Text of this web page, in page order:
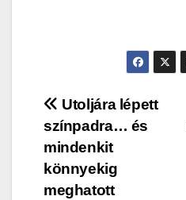
Post
navigation
Utoljára lépett
színpadra… és
mindenkit
könnyekig
meghatott